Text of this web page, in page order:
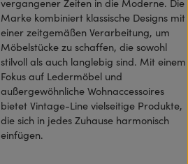
vergangener Zeiten in die Moderne. Die
Marke kombiniert klassische Designs mit
einer zeitgemäßen Verarbeitung, um
Möbelstücke zu schaffen, die sowohl
stilvoll als auch langlebig sind. Mit einem
Fokus auf Ledermöbel und
außergewöhnliche Wohnaccessoires
bietet Vintage-Line vielseitige Produkte,
die sich in jedes Zuhause harmonisch
einfügen.